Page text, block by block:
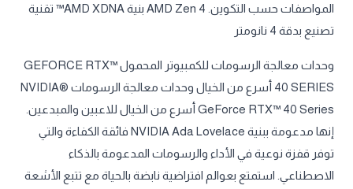
المواصفات حسب التكوين. AMD Zen 4 بنية AMD XDNA™ تقنية
تصنيع بدقة 4 نانومتر
وحدات معالجة الرسومات للكمبيوتر المحمول GEFORCE RTX™
40 SERIES أسرع من الخيال وحدات معالجة الرسومات NVIDIA®
GeForce RTX™ 40 Series أسرع من الخيال للاعبين والمبدعين.
إنها مدعومة ببنية NVIDIA Ada Lovelace فائقة الكفاءة والتي
توفر قفزة نوعية في الأداء والرسومات المدعومة بالذكاء
الاصطناعي. استمتع بعوالم افتراضية نابضة بالحياة مع تتبع الأشعة